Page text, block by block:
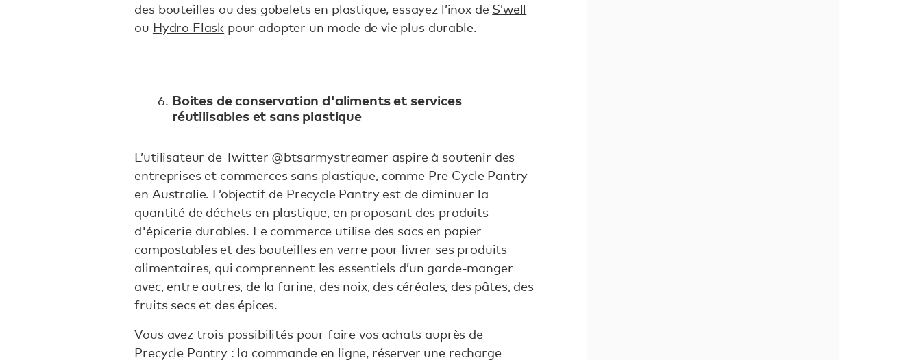
des bouteilles ou des gobelets en plastique, essayez l’inox de S’well
ou Hydro Flask pour adopter un mode de vie plus durable.
Boites de conservation d'aliments et services
réutilisables et sans plastique
L’utilisateur de Twitter @btsarmystreamer aspire à soutenir des
entreprises et commerces sans plastique, comme Pre Cycle Pantry
en Australie. L’objectif de Precycle Pantry est de diminuer la
quantité de déchets en plastique, en proposant des produits
d'épicerie durables. Le commerce utilise des sacs en papier
compostables et des bouteilles en verre pour livrer ses produits
alimentaires, qui comprennent les essentiels d’un garde-manger
avec, entre autres, de la farine, des noix, des céréales, des pâtes, des
fruits secs et des épices.
Vous avez trois possibilités pour faire vos achats auprès de
Precycle Pantry : la commande en ligne, réserver une recharge